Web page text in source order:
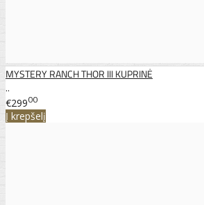
MYSTERY RANCH THOR III KUPRINĖ
..
€29900
Į krepšelį